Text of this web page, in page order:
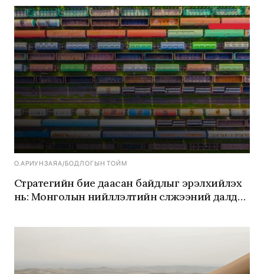
О.АРИУНЗАЯА/БОДЛОГЫН ТОЙМ
Стратегийн бие даасан байдлыг эрэлхийлэх
нь: Монголын нийлүүлэлтийн сүлжээний далд